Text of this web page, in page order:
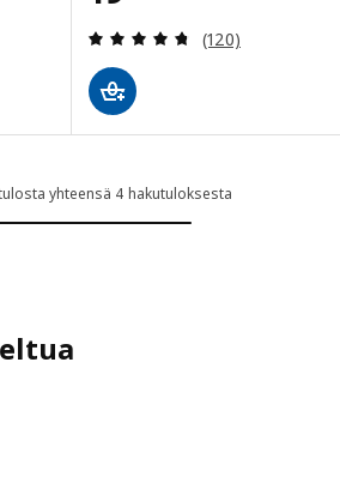
tähteä. Arvostelut yhteensä:Arvio: 4.7 / 5
(120)
yhteensä 4 hakutuloksesta